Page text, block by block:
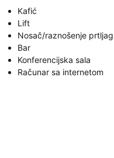
Kafić
Lift
Nosač/raznošenje
Bar
Konferencijska sala
Računar sa internetom